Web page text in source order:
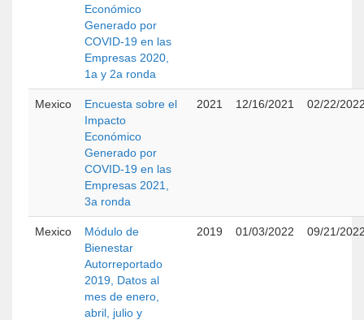
Económico
Generado por
COVID-19 en las
Empresas 2020,
1a y 2a ronda
Mexico
Encuesta sobre el
Impacto
Económico
Generado por
COVID-19 en las
Empresas 2021,
3a ronda
2021 12/16/2021 02/22/
Mexico
Módulo de
Bienestar
Autorreportado
2019, Datos al
mes de enero,
abril, julio y
2019 01/03/2022 09/21/